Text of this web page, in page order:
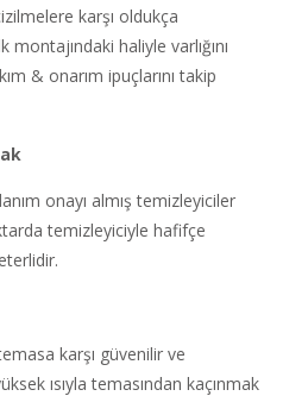
karşı oldukça
montajındaki haliyle varlığını
& onarım ipuçlarını takip
onayı almış temizleyiciler
temizleyiciyle hafifçe
karşı güvenilir ve
ısıyla temasından kaçınmak